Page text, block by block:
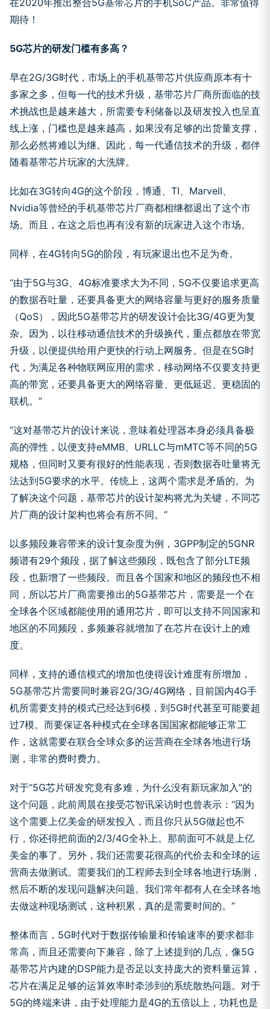
在2020年推出整合5G基带芯片的手机SoC产品。非常值得
期待！
5G芯片的研发门槛有多高？
早在2G/3G时代，市场上的手机基带芯片供应商原本有十
多家之多，但每一代的技术升级，基带芯片厂商所面临的技
术挑战也是越来越大，所需要专利储备以及研发投入也呈直
线上涨，门槛也是越来越高，如果没有足够的出货量支撑，
那么必然将难以为继。因此，每一代通信技术的升级，都伴
随着基带芯片玩家的大洗牌。
比如在3G转向4G的这个阶段，博通、TI、Marvell、
Nvidia等曾经的手机基带芯片厂商都相继都退出了这个市
场。而且，在这之后也再有没有新的玩家进入这个市场。
同样，在4G转向5G的阶段，有玩家退出也不足为奇。
“由于5G与3G、4G标准要求大为不同，5G不仅要追求更高
的数据吞吐量，还要具备更大的网络容量与更好的服务质量
（QoS），因此5G基带芯片的研发设计会比3G/4G更为复
杂。因为，以往移动通信技术的升级换代，重点都放在带宽
升级，以便提供给用户更快的行动上网服务。但是在5G时
代，为满足各种物联网应用的需求，移动网络不仅要支持更
高的带宽，还要具备更大的网络容量、更低延迟、更稳固的
联机。”
“这对基带芯片的设计来说，意味着处理器本身必须具备极
高的弹性，以便支持eMMB、URLLC与mMTC等不同的5G
规格，但同时又要有很好的性能表现，否则数据吞吐量将无
法达到5G要求的水平。传统上，这两个需求是矛盾的。为
了解决这个问题，基带芯片的设计架构将尤为关键，不同芯
片厂商的设计架构也将会有所不同。”
以多频段兼容带来的设计复杂度为例，3GPP制定的5GNR
频谱有29个频段，据了解这些频段，既包含了部分LTE频
段，也新增了一些频段。而且各个国家和地区的频段也不相
同，所以芯片厂商需要推出的5G基带芯片，需要是一个在
全球各个区域都能使用的通用芯片，即可以支持不同国家和
地区的不同频段，多频兼容就增加了在芯片在设计上的难
度。
同样，支持的通信模式的增加也使得设计难度有所增加，
5G基带芯片需要同时兼容2G/3G/4G网络，目前国内4G手
机所需要支持的模式已经达到6模，到5G时代甚至可能要超
过7模。而要保证各种模式在全球各国国家都能够正常工
作，这就需要在联合全球众多的运营商在全球各地进行场
测，非常的费时费力。
对于“5G芯片研发究竟有多难，为什么没有新玩家加入”的
这个问题，此前周晨在接受芯智讯采访时也曾表示：“因为
这个需要上亿美金的研发投入，而且你只从5G做起也不
行，你还得把前面的2/3/4G全补上。那前面可不就是上亿
美金的事了。另外，我们还需要花很高的代价去和全球的运
营商去做测试。需要我们的工程师去到全球各地进行场测，
然后不断的发现问题解决问题。我们常年都有人在全球各地
去做这种现场测试，这种积累，真的是需要时间的。”
整体而言，5G时代对于数据传输量和传输速率的要求都非
常高，而且还需要向下兼容，除了上述提到的几点，像5G
基带芯片内建的DSP能力是否足以支持庞大的资料量运算，
芯片在满足足够的运算效率时牵涉到的系统散热问题。对于
5G的终端来讲，由于处理能力是4G的五倍以上，功耗也是